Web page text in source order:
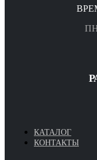
КАТАЛОГ
КОНТАКТЫ